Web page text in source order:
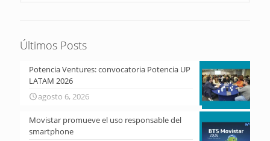
Últimos Posts
Potencia Ventures: convocatoria Potencia UP
LATAM 2026
agosto 6, 2026
Movistar promueve el uso responsable del
smartphone